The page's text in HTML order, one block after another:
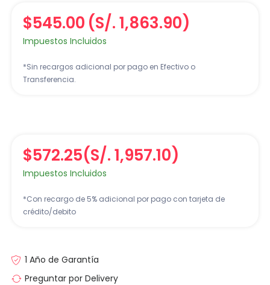
$545.00 (S/. 1,863.90)
Impuestos Incluidos
*Sin recargos adicional por pago en Efectivo o
Transferencia.
$572.25(S/. 1,957.10)
Impuestos Incluidos
*Con recargo de 5% adicional por pago con tarjeta de
crédito/debito
1 Año de Garantía
Preguntar por Delivery